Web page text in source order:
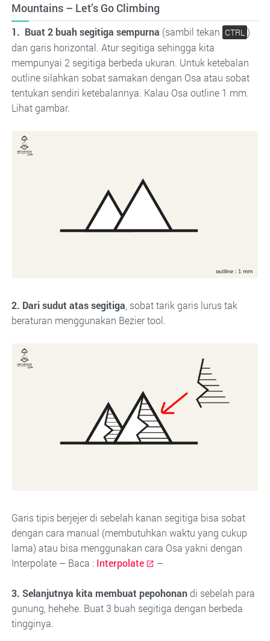
Mountains – Let’s Go Climbing
1. Buat 2 buah segitiga sempurna (sambil tekan CTRL )
dan garis horizontal. Atur segitiga sehingga kita
mempunyai 2 segitiga berbeda ukuran. Untuk ketebalan
outline silahkan sobat samakan dengan Osa atau sobat
tentukan sendiri ketebalannya. Kalau Osa outline 1 mm.
Lihat gambar.
2. Dari sudut atas segitiga, sobat tarik garis lurus tak
beraturan menggunakan Bezier tool.
Garis tipis berjejer di sebelah kanan segitiga bisa sobat
dengan cara manual (membutuhkan waktu yang cukup
lama) atau bisa menggunakan cara Osa yakni dengan
Interpolate – Baca : Interpolate –
3. Selanjutnya kita membuat pepohonan di sebelah para
gunung, hehehe. Buat 3 buah segitiga dengan berbeda
tingginya.